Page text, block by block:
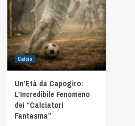
Calcio
Un’Età da Capogiro:
L’Incredibile Fenomeno
dei “Calciatori
Fantasma”